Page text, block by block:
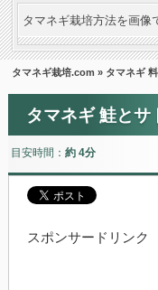
タマネギ栽培方法を画像
タマネギ栽培.com » タマネギ
タマネギ 鮭とサ
目安時間： 約 4分
スポンサードリンク